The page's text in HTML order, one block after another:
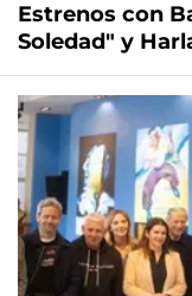
Estrenos con
Soledad" y